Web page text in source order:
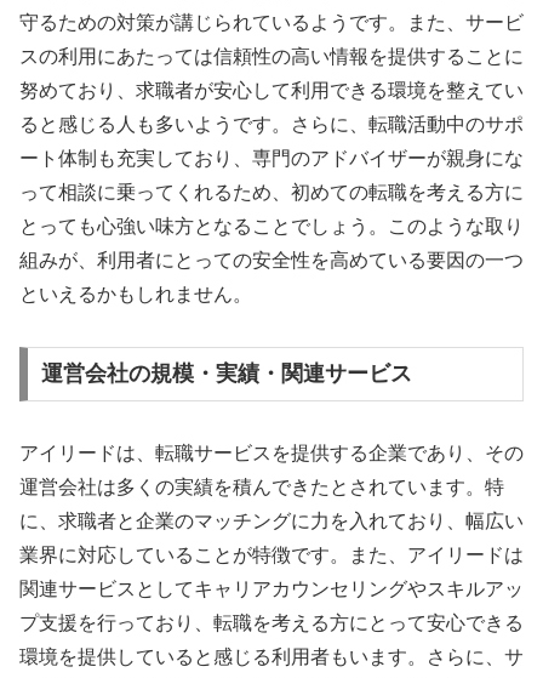
守るための対策が講じられているようです。また、サービ
スの利用にあたっては信頼性の高い情報を提供することに
努めており、求職者が安心して利用できる環境を整えてい
ると感じる人も多いようです。さらに、転職活動中のサポ
ート体制も充実しており、専門のアドバイザーが親身にな
って相談に乗ってくれるため、初めての転職を考える方に
とっても心強い味方となることでしょう。このような取り
組みが、利用者にとっての安全性を高めている要因の一つ
といえるかもしれません。
運営会社の規模・実績・関連サービス
アイリードは、転職サービスを提供する企業であり、その
運営会社は多くの実績を積んできたとされています。特
に、求職者と企業のマッチングに力を入れており、幅広い
業界に対応していることが特徴です。また、アイリードは
関連サービスとしてキャリアカウンセリングやスキルアッ
プ支援を行っており、転職を考える方にとって安心できる
環境を提供していると感じる利用者もいます。さらに、サ